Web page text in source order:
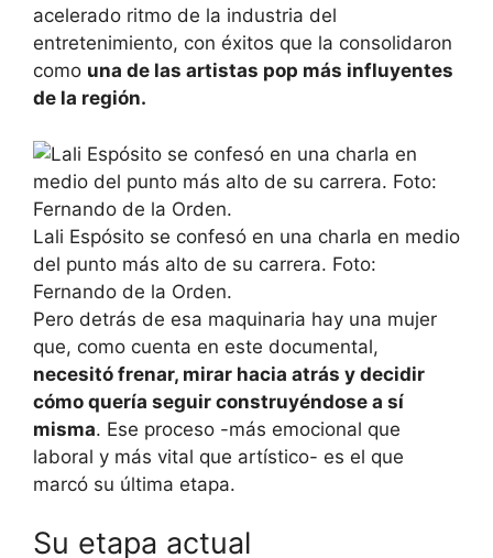
acelerado ritmo de la industria del
entretenimiento, con éxitos que la consolidaron
como una de las artistas pop más influyentes
de la región.
Lali Espósito se confesó en una charla en medio
del punto más alto de su carrera. Foto:
Fernando de la Orden.
Pero detrás de esa maquinaria hay una mujer
que, como cuenta en este documental,
necesitó frenar, mirar hacia atrás y decidir
cómo quería seguir construyéndose a sí
misma. Ese proceso -más emocional que
laboral y más vital que artístico- es el que
marcó su última etapa.
Su etapa actual